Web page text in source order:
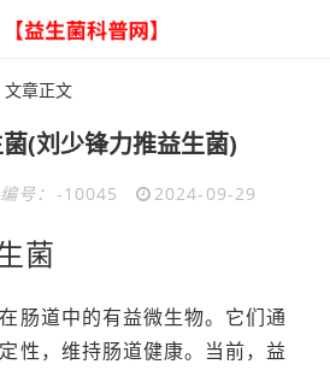
文章正文
(刘少锋力推益生菌)
号： -10045 2024-09-29
菌
肠道中的有益微生物。它们通
性，维持肠道健康。当前，益